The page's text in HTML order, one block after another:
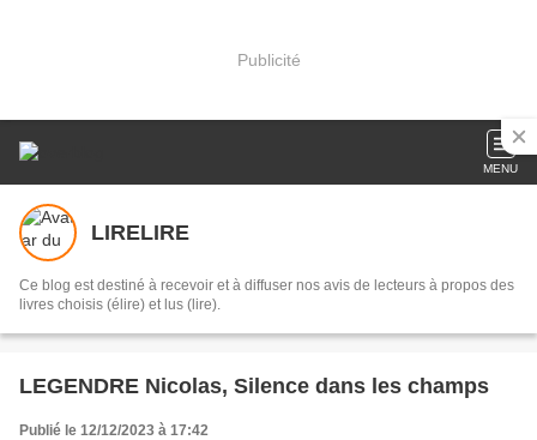
Publicité
MENU
LIRELIRE
Ce blog est destiné à recevoir et à diffuser nos avis de lecteurs à propos des
livres choisis (élire) et lus (lire).
LEGENDRE Nicolas, Silence dans les champs
Publié le 12/12/2023 à 17:42